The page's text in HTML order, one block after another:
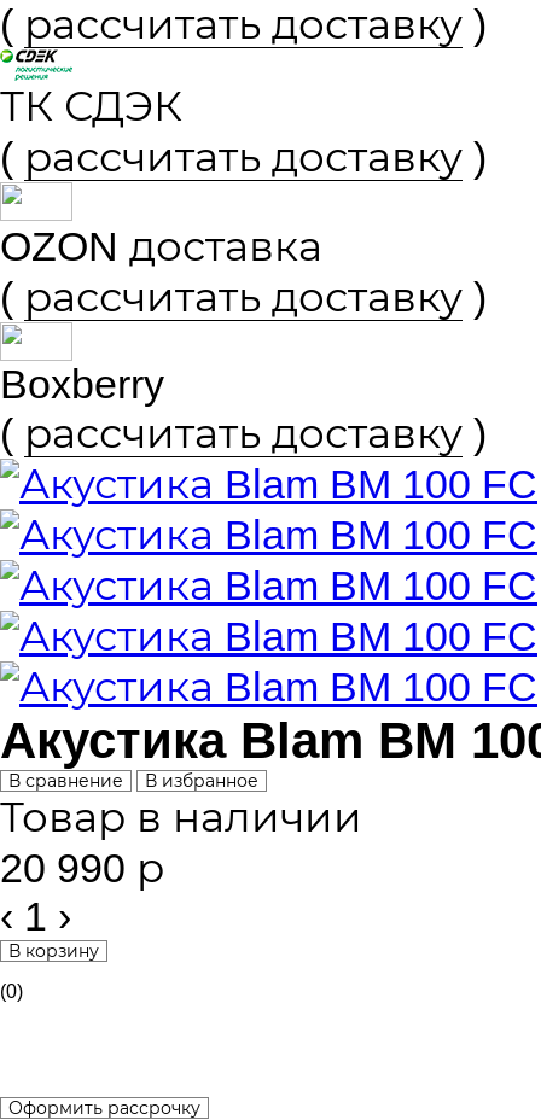
( рассчитать доставку )
ТК СДЭК
( рассчитать доставку )
OZON доставка
( рассчитать доставку )
Boxberry
( рассчитать доставку )
Акустика Blam BM
В сравнение В избранное
Товар в наличии
20 990 р
‹ 1 ›
В корзину
(0)
Оформить рассрочку